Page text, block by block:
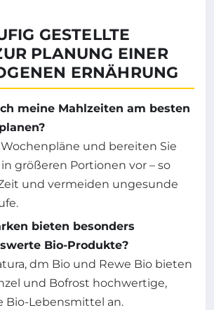
GESTELLTE
PLANUNG EINER
ERNÄHRUNG
meine Mahlzeiten am besten
und bereiten Sie
größeren Portionen vor – so
und vermeiden ungesunde
bieten besonders
Bio-Produkte?
dm Bio und Rewe Bio bieten
und Bofrost hochwertige,
Bio-Lebensmittel an.